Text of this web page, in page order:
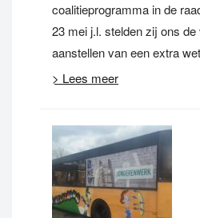
coalitieprogramma in de
23 mei j.l. stelden zij ons
aanstellen van een extra
> Lees meer